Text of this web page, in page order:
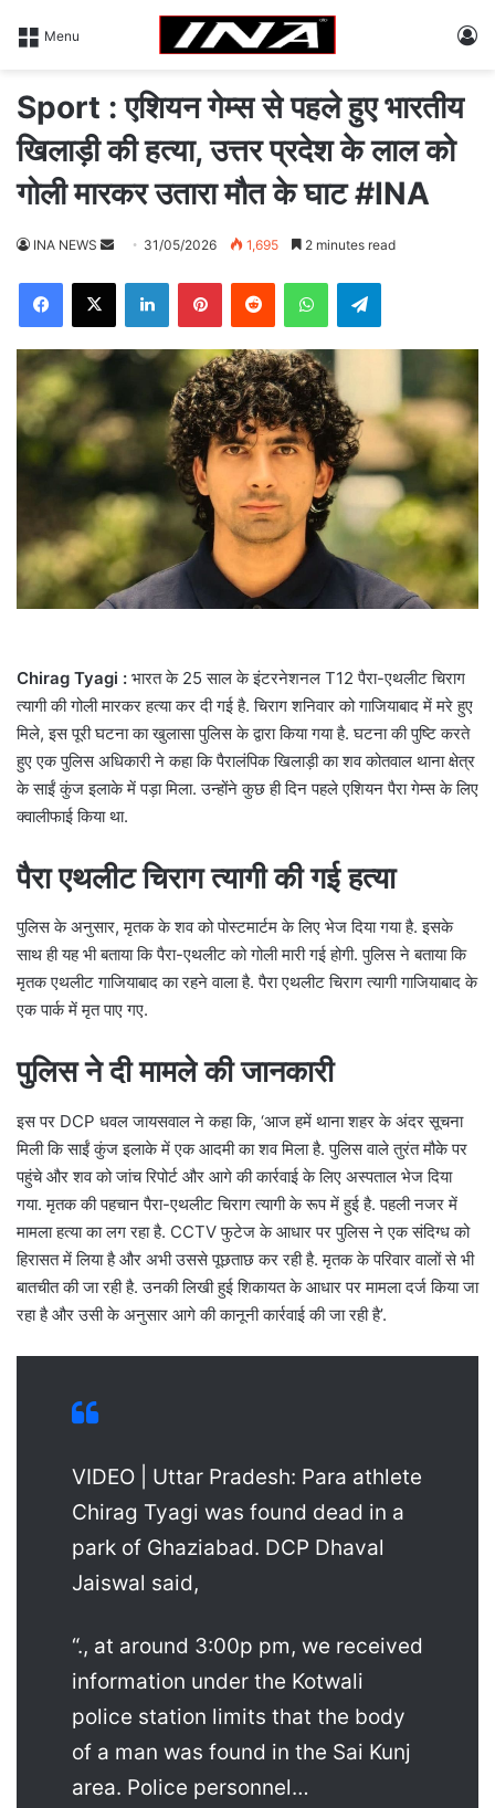
Menu
Sport : एशियन गेम्स से पहले हुए भारतीय
खिलाड़ी की हत्या, उत्तर प्रदेश के लाल को
गोली मारकर उतारा मौत के घाट #INA
INA NEWS
d
a
l
31/05/2026 1,695 2 minutes read
Chirag Tyagi : भारत के 25 साल के इंटरनेशनल T12 पैरा-एथलीट चिराग
त्यागी की गोली मारकर हत्या कर दी गई है. चिराग शनिवार को गाजियाबाद में मरे हुए
मिले, इस पूरी घटना का खुलासा पुलिस के द्वारा किया गया है. घटना की पुष्टि करते
हुए एक पुलिस अधिकारी ने कहा कि पैरालंपिक खिलाड़ी का शव कोतवाल थाना क्षेत्र
के साईं कुंज इलाके में पड़ा मिला. उन्होंने कुछ ही दिन पहले एशियन पैरा गेम्स के लिए
क्वालीफाई किया था.
पैरा एथलीट चिराग त्यागी की गई हत्या
पुलिस के अनुसार, मृतक के शव को पोस्टमार्टम के लिए भेज दिया गया है. इसके
साथ ही यह भी बताया कि पैरा-एथलीट को गोली मारी गई होगी. पुलिस ने बताया कि
मृतक एथलीट गाजियाबाद का रहने वाला है.पैरा एथलीट चिराग त्यागी गाजियाबाद के
एक पार्क में मृत पाए गए.
पुलिस ने दी मामले की जानकारी
इस पर DCP धवल जायसवाल ने कहा कि, ‘आज हमें थाना शहर के अंदर सूचना
मिली कि साईं कुंज इलाके में एक आदमी का शव मिला है. पुलिस वाले तुरंत मौके पर
पहुंचे और शव को जांच रिपोर्ट और आगे की कार्रवाई के लिए अस्पताल भेज दिया
गया. मृतक की पहचान पैरा-एथलीट चिराग त्यागी के रूप में हुई है. पहली नजर में
मामला हत्या का लग रहा है. CCTV फुटेज के आधार पर पुलिस ने एक संदिग्ध को
हिरासत में लिया है और अभी उससे पूछताछ कर रही है. मृतक के परिवार वालों से भी
बातचीत की जा रही है. उनकी लिखी हुई शिकायत के आधार पर मामला दर्ज किया जा
रहा है और उसी के अनुसार आगे की कानूनी कार्रवाई की जा रही है’.
VIDEO | Uttar Pradesh: Para athlete
Chirag Tyagi was found dead in a
park of Ghaziabad. DCP Dhaval
Jaiswal said,
“., at around 3:00p pm, we received
information under the Kotwali
police station limits that the body
of a man was found in the Sai Kunj
area. Police personnel…